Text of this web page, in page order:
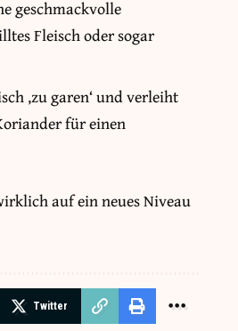
geschmackvolle
Fleisch oder sogar
‚zu garen‘ und verleiht
für einen
auf ein neues Niveau
Twitter